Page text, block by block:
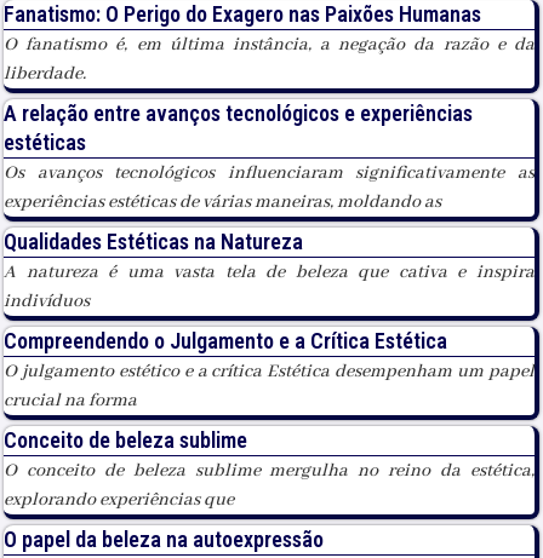
Fanatismo: O Perigo do Exagero nas Paixões Humanas
O fanatismo é, em última instância, a negação da razão e da
liberdade.
A relação entre avanços tecnológicos e experiências
estéticas
Os avanços tecnológicos influenciaram significativamente as
experiências estéticas de várias maneiras, moldando as
Qualidades Estéticas na Natureza
A natureza é uma vasta tela de beleza que cativa e inspira
indivíduos
Compreendendo o Julgamento e a Crítica Estética
O julgamento estético e a crítica Estética desempenham um papel
crucial na forma
Conceito de beleza sublime
O conceito de beleza sublime mergulha no reino da estética,
explorando experiências que
O papel da beleza na autoexpressão